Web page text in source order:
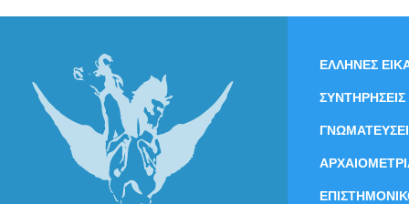
ΕΛΛΗΝΕΣ
ΣΥΝΤΗΡΗΣΕΙΣ